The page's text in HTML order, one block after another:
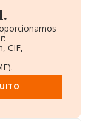
CIF,